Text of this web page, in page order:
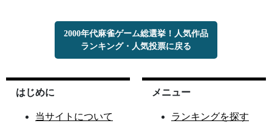
2000年代麻雀ゲーム総選挙！人気作品
ランキング・人気投票に戻る
はじめに
当サイトについて
メニュー
ランキングを探す